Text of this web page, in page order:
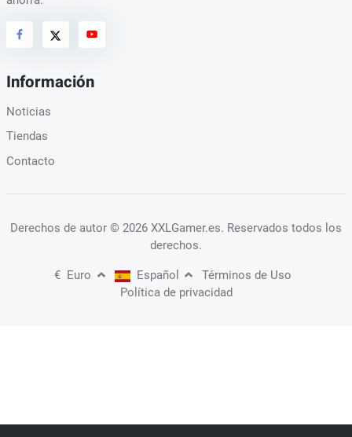
Información
Noticias
Tiendas
Contacto
Derechos de autor © 2026 XXLGamer.es. Reservados todos los
derechos.
€ Euro Español
Términos de Uso
Política de privacidad